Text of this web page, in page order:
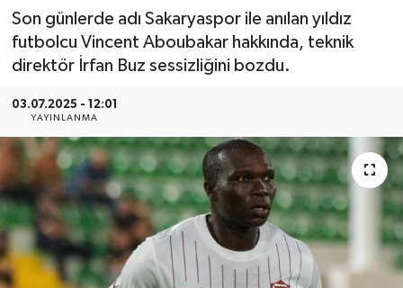
Son günlerde adı Sakaryaspor ile anılan yıldız
futbolcu Vincent Aboubakar hakkında, teknik
direktör İrfan Buz sessizliğini bozdu.
03.07.2025 - 12:01
YAYINLANMA